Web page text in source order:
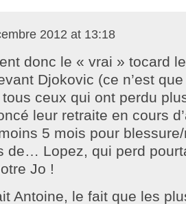
2012 at 13:18
donc le « vrai » tocard
Djokovic (ce n’est
ceux qui ont perdu
leur retraite en cours
5 mois pour blessure/
de… Lopez, qui perd
Jo !
Antoine, le fait que les